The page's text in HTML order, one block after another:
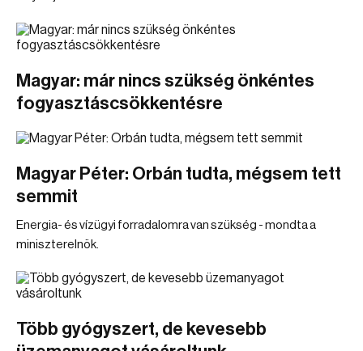
Magyar: már nincs szükség önkéntes
fogyasztáscsökkentésre
Magyar Péter: Orbán tudta, mégsem tett
semmit
Energia- és vízügyi forradalomra van szükség - mondta a
miniszterelnök.
Több gyógyszert, de kevesebb